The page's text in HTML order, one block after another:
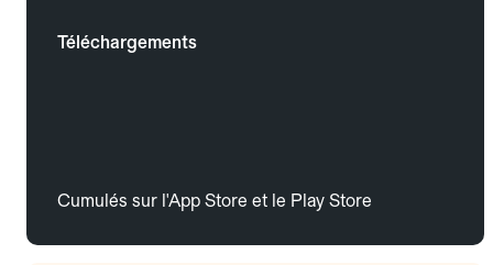
Téléchargements
Cumulés sur l'App Store et le Play Store